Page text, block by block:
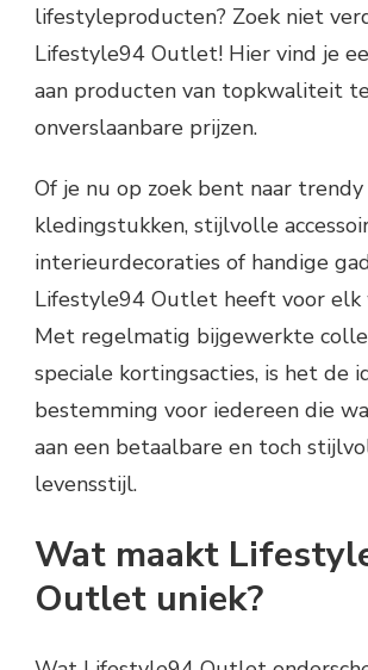
lifestyleproducten? Zoek niet
Lifestyle94 Outlet! Hier vind je
aan producten van topkwaliteit
onverslaanbare prijzen.
Of je nu op zoek bent naar trendy
kledingstukken, stijlvolle
interieurdecoraties of handige
Lifestyle94 Outlet heeft voor elk
Met regelmatig bijgewerkte
speciale kortingsacties, is het de
bestemming voor iedereen die
aan een betaalbare en toch
levensstijl.
Wat maakt
Outlet uniek?